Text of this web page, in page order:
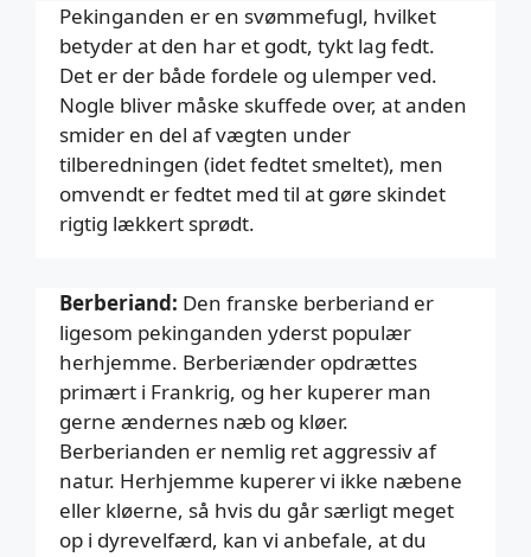
Pekinganden er en svømmefugl, hvilket
betyder at den har et godt, tykt lag fedt.
Det er der både fordele og ulemper ved.
Nogle bliver måske skuffede over, at anden
smider en del af vægten under
tilberedningen (idet fedtet smeltet), men
omvendt er fedtet med til at gøre skindet
rigtig lækkert sprødt.
Berberiand: Den franske berberiand er
ligesom pekinganden yderst populær
herhjemme. Berberiænder opdrættes
primært i Frankrig, og her kuperer man
gerne ændernes næb og kløer.
Berberianden er nemlig ret aggressiv af
natur. Herhjemme kuperer vi ikke næbene
eller kløerne, så hvis du går særligt meget
op i dyrevelfærd, kan vi anbefale, at du